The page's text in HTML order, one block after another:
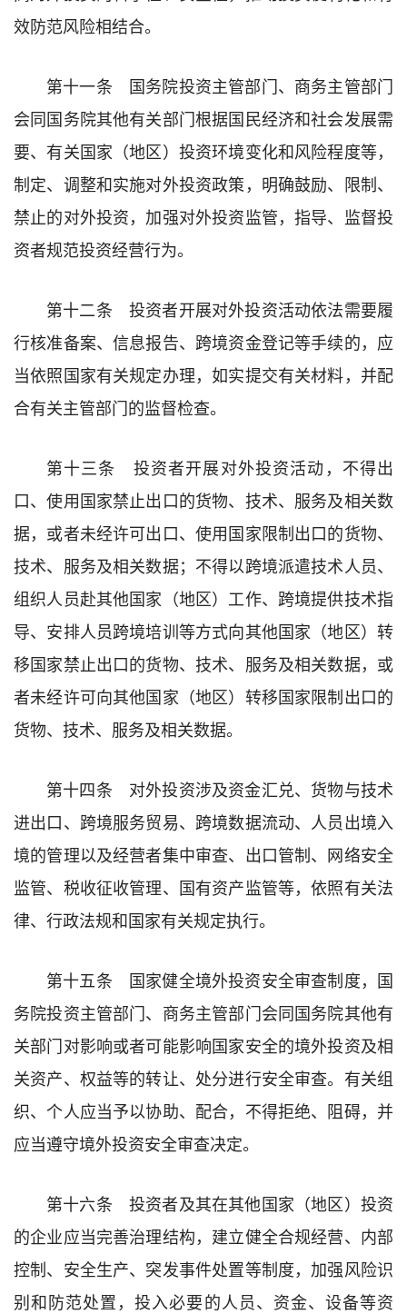
效防范风险相结合。
第十一条 国务院投资主管部门、商务主管部门
会同国务院其他有关部门根据国民经济和社会发展需
要、有关国家（地区）投资环境变化和风险程度等，
制定、调整和实施对外投资政策，明确鼓励、限制、
禁止的对外投资，加强对外投资监管，指导、监督投
资者规范投资经营行为。
第十二条 投资者开展对外投资活动依法需要履
行核准备案、信息报告、跨境资金登记等手续的，应
当依照国家有关规定办理，如实提交有关材料，并配
合有关主管部门的监督检查。
第十三条 投资者开展对外投资活动，不得出
口、使用国家禁止出口的货物、技术、服务及相关数
据，或者未经许可出口、使用国家限制出口的货物、
技术、服务及相关数据；不得以跨境派遣技术人员、
组织人员赴其他国家（地区）工作、跨境提供技术指
导、安排人员跨境培训等方式向其他国家（地区）转
移国家禁止出口的货物、技术、服务及相关数据，或
者未经许可向其他国家（地区）转移国家限制出口的
货物、技术、服务及相关数据。
第十四条 对外投资涉及资金汇兑、货物与技术
进出口、跨境服务贸易、跨境数据流动、人员出境入
境的管理以及经营者集中审查、出口管制、网络安全
监管、税收征收管理、国有资产监管等，依照有关法
律、行政法规和国家有关规定执行。
第十五条 国家健全境外投资安全审查制度，国
务院投资主管部门、商务主管部门会同国务院其他有
关部门对影响或者可能影响国家安全的境外投资及相
关资产、权益等的转让、处分进行安全审查。有关组
织、个人应当予以协助、配合，不得拒绝、阻碍，并
应当遵守境外投资安全审查决定。
第十六条 投资者及其在其他国家（地区）投资
的企业应当完善治理结构，建立健全合规经营、内部
控制、安全生产、突发事件处置等制度，加强风险识
别和防范处置，投入必要的人员、资金、设备等资